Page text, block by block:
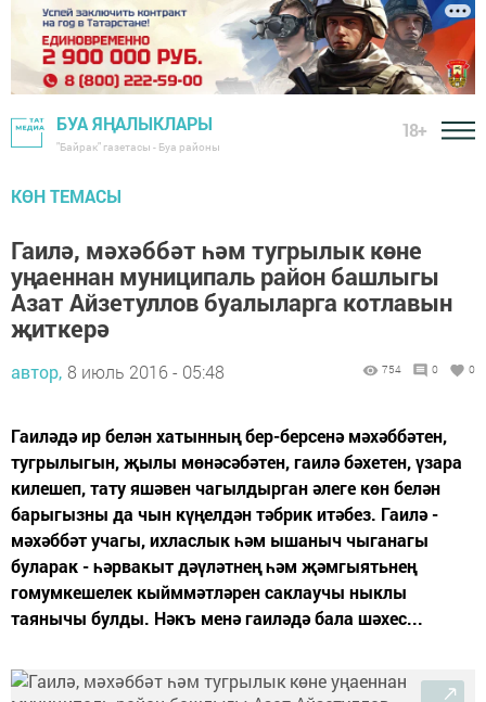
БУА ЯҢАЛЫКЛАРЫ
"Байрак" газетасы - Буа районы
18+
КӨН ТЕМАСЫ
Гаилә, мәхәббәт һәм тугрылык көне
уңаеннан муниципаль район башлыгы
Азат Айзетуллов буалыларга котлавын
җиткерә
автор, 8 июль 2016 - 05:48 754 0 0
Гаиләдә ир белән хатынның бер-берсенә мәхәббәтен,
тугрылыгын, җылы мөнәсәбәтен, гаилә бәхетен, үзара
килешеп, тату яшәвен чагылдырган әлеге көн белән
барыгызны да чын күңелдән тәбрик итәбез. Гаилә -
мәхәббәт учагы, ихласлык һәм ышаныч чыганагы
буларак - һәрвакыт дәүләтнең һәм җәмгыятьнең
гомумкешелек кыйммәтләрен саклаучы ныклы
таянычы булды. Нәкъ менә гаиләдә бала шәхес...